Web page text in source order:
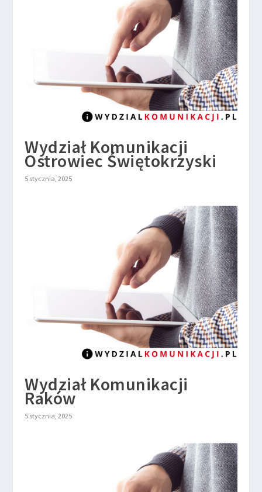
Wydział Komunikacji
Ostrowiec Świętokrzyski
5 stycznia, 2025
Wydział Komunikacji
Raków
5 stycznia, 2025